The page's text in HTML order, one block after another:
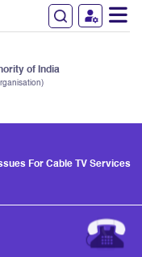
of India
For Cable TV Services